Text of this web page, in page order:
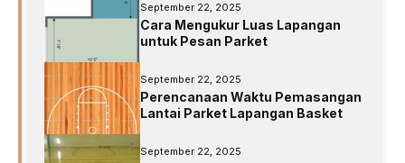
September 22, 2025
Cara Mengukur Luas Lapangan
untuk Pesan Parket
September 22, 2025
Perencanaan Waktu Pemasangan
Lantai Parket Lapangan Basket
September 22, 2025